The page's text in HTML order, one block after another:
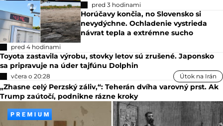
pred 3 hodinami
Horúčavy končia, no Slovensko si
nevydýchne. Ochladenie vystrieda
návrat tepla a extrémne sucho
pred 4 hodinami
Toyota zastavila výrobu, stovky letov sú zrušené. Japonsko
sa pripravuje na úder tajfúnu Dolphin
včera o 20:28 Útok na Irán
„Zhasne celý Perzský záliv,“: Teherán dvíha varovný prst. Ak
Trump zaútočí, podnikne rázne kroky